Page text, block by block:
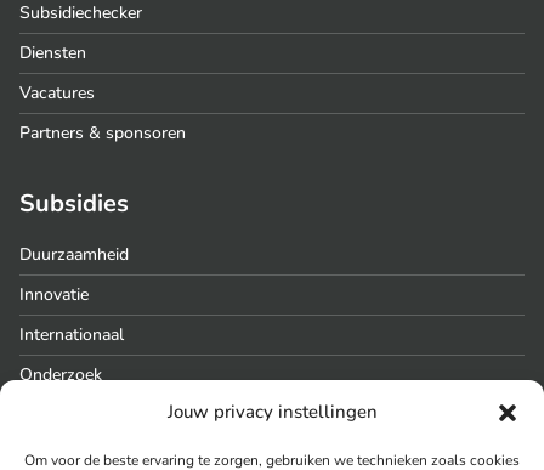
Jouw privacy instellingen
Om voor de beste ervaring te zorgen, gebruiken we technieken zoals cookies
Subsidiechecker
Diensten
Vacatures
Partners & sponsoren
Subsidies
Duurzaamheid
Innovatie
Internationaal
Onderzoek